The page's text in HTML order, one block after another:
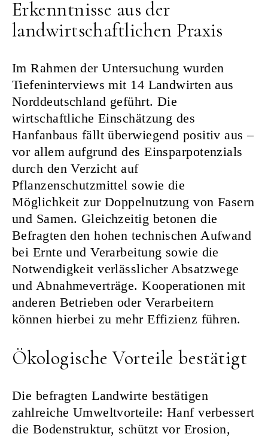
Erkenntnisse aus der
landwirtschaftlichen Praxis
Im Rahmen der Untersuchung wurden
Tiefeninterviews mit 14 Landwirten aus
Norddeutschland geführt. Die
wirtschaftliche Einschätzung des
Hanfanbaus fällt überwiegend positiv aus –
vor allem aufgrund des Einsparpotenzials
durch den Verzicht auf
Pflanzenschutzmittel sowie die
Möglichkeit zur Doppelnutzung von Fasern
und Samen. Gleichzeitig betonen die
Befragten den hohen technischen Aufwand
bei Ernte und Verarbeitung sowie die
Notwendigkeit verlässlicher Absatzwege
und Abnahmeverträge. Kooperationen mit
anderen Betrieben oder Verarbeitern
können hierbei zu mehr Effizienz führen.
Ökologische Vorteile bestätigt
Die befragten Landwirte bestätigen
zahlreiche Umweltvorteile: Hanf verbessert
die Bodenstruktur, schützt vor Erosion,